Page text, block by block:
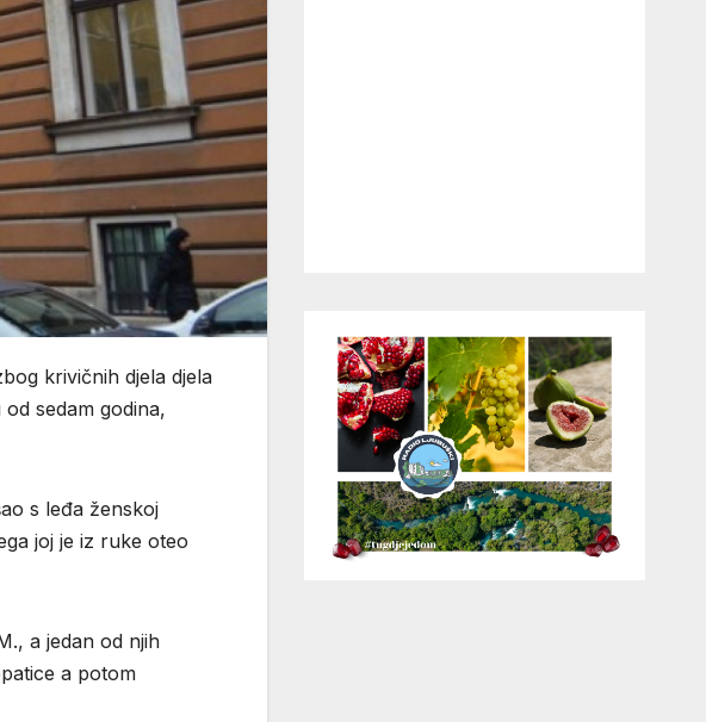
krivičnih djela djela
sedam godina,
s leđa ženskoj
joj je iz ruke oteo
a jedan od njih
a potom